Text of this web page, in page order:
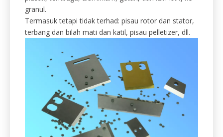
1. Pakaian pelletizer untuk kitar semula
bahan mentah yang boleh diguna
semula.
yang boleh diguna semula (haiwan kesayangan,
plastik, tembaga, aluminium, getah, dan lain-lain) ke
Termasuk tetapi tidak terhad: pisau rotor dan stator,
terbang dan bilah mati dan katil, pisau pelletizer, dll.